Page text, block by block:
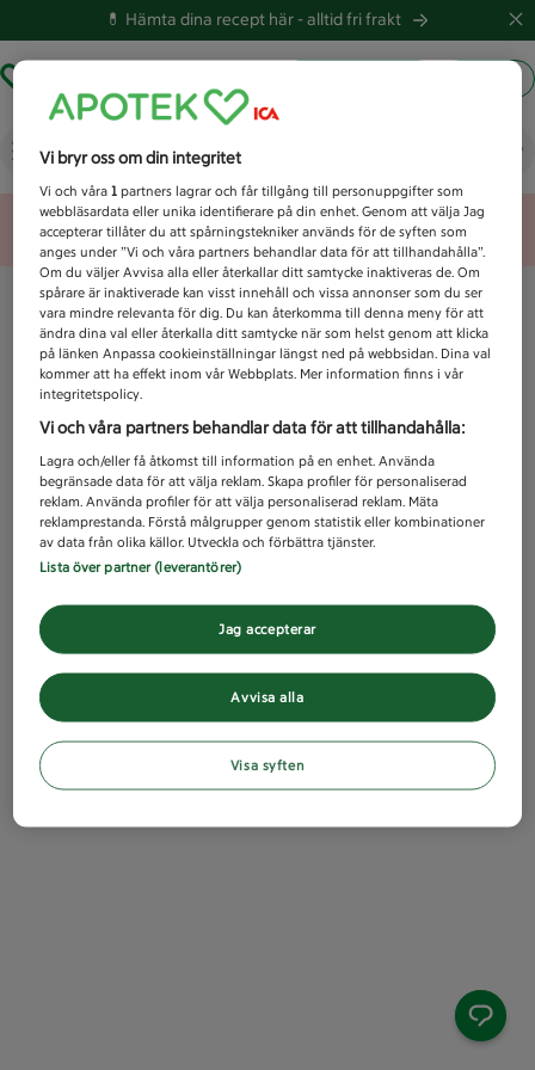
💊 Hämta dina recept här -alltid fri frakt
Vad letar du efter idag?
Unknown error
Vi bryr oss om din integritet
Vi och våra1 partners lagrar och får tillgång till personuppgifter som
webbläsardata eller unika identifierare på din enhet. Genom att välja Jag
accepterar tillåter du att spårningstekniker används för de syften som
anges under ”Vi och våra partners behandlar data för att tillhandahålla”.
Om du väljer Avvisa alla eller återkallar ditt samtycke inaktiveras de. Om
spårare är inaktiverade kan visst innehåll och vissa annonser som du ser
vara mindre relevanta för dig. Du kan återkomma till denna meny för att
ändra dina val eller återkalla ditt samtycke när som helst genom att klicka
på länken Anpassa cookieinställningar längst ned på webbsidan. Dina val
kommer att ha effekt inom vår Webbplats. Mer information finns i vår
integritetspolicy.
Vi och våra partners behandlar data för att tillhandahålla:
Lagra och/eller få åtkomst till information på en enhet. Använda
begränsade data för att välja reklam. Skapa profiler för personaliserad
reklam. Använda profiler för att välja personaliserad reklam. Mäta
reklamprestanda. Förstå målgrupper genom statistik eller kombinationer
av data från olika källor. Utveckla och förbättra tjänster.
Lista över partner (leverantörer)
Avvisa alla
Jag accepterar
Visa syften